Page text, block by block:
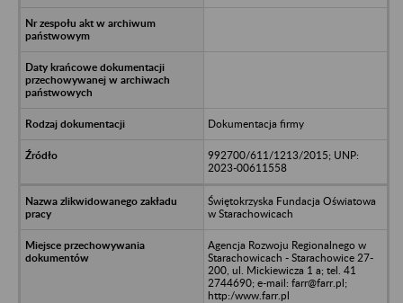
Dokumentacja firmy
992700/611/1213/2015; UNP:
2023-00611558
Świętokrzyska Fundacja Oświatowa
w Starachowicach
Agencja Rozwoju Regionalnego w
Starachowicach - Starachowice 27-
200, ul. Mickiewicza 1 a; tel. 41
2744690; e-mail: farr@farr.pl;
http:/www.farr.pl